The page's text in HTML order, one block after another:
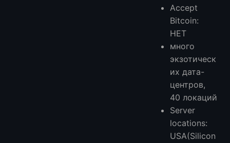
Accept
Bitcoin:
НЕТ
много
экзотическ
их дата-
центров,
40 локаций
Server
locations:
USA(Silicon